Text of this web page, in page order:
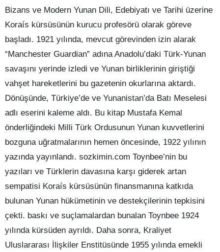
Bizans ve Modern Yunan Dili, Edebiyatı ve Tarihi üzerine
Koraís kürsüsünün kurucu profesörü olarak göreve
başladı. 1921 yılında, mevcut görevinden izin alarak
“Manchester Guardian” adına Anadolu’daki Türk-Yunan
savaşını yerinde izledi ve Yunan birliklerinin giriştiği
vahşet hareketlerini bu gazetenin okurlarına aktardı.
Dönüşünde, Türkiye’de ve Yunanistan’da Batı Meselesi
adlı eserini kaleme aldı. Bu kitap Mustafa Kemal
önderliğindeki Milli Türk Ordusunun Yunan kuvvetlerini
bozguna uğratmalarının hemen öncesinde, 1922 yılının
yazında yayınlandı. sozkimin.com Toynbee’nin bu
yazıları ve Türklerin davasına karşı giderek artan
sempatisi Koraís kürsüsünün finansmanına katkıda
bulunan Yunan hükümetinin ve destekçilerinin tepkisini
çekti. baskı ve suçlamalardan bunalan Toynbee 1924
yılında kürsüden ayrıldı. Daha sonra, Kraliyet
Uluslararası İlişkiler Enstitüsünde 1955 yılında emekli